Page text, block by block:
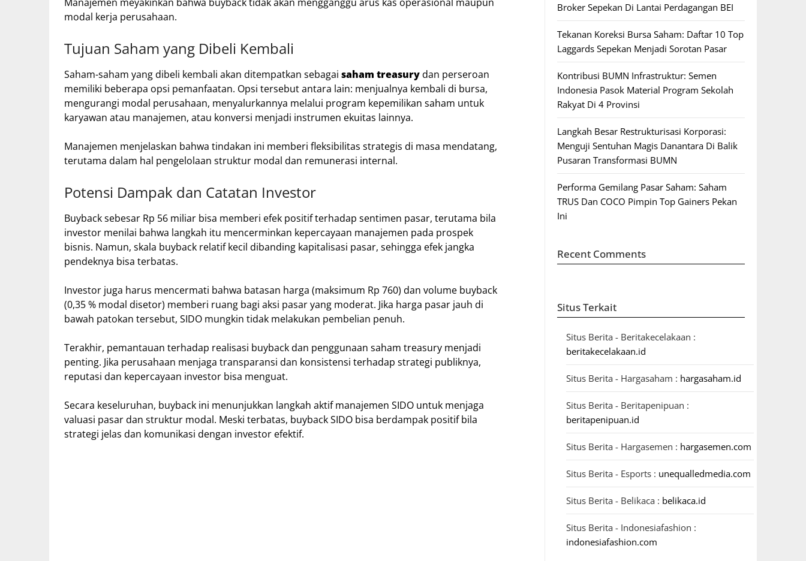
modal kerja perusahaan.
Tujuan Saham yang Dibeli Kembali
Saham-saham yang dibeli kembali akan ditempatkan sebagai saham treasurydan perseroan
memiliki beberapa opsi pemanfaatan. Opsi tersebut antara lain: menjualnya kembali di bursa,
mengurangi modal perusahaan, menyalurkannya melalui program kepemilikan saham untuk
karyawan atau manajemen, atau konversi menjadi instrumen ekuitas lainnya.
Manajemen menjelaskan bahwa tindakan ini memberi fleksibilitas strategis di masa mendatang,
terutama dalam hal pengelolaan struktur modal dan remunerasi internal.
Potensi Dampak dan Catatan Investor
Buyback sebesar Rp 56 miliar bisa memberi efek positif terhadap sentimen pasar, terutama bila
investor menilai bahwa langkah itu mencerminkan kepercayaan manajemen pada prospek
bisnis. Namun, skala buyback relatif kecil dibanding kapitalisasi pasar, sehingga efek jangka
pendeknya bisa terbatas.
Investor juga harus mencermati bahwa batasan harga (maksimum Rp 760) dan volume buyback
(0,35 % modal disetor) memberi ruang bagi aksi pasar yang moderat. Jika harga pasar jauh di
bawah patokan tersebut, SIDO mungkin tidak melakukan pembelian penuh.
Terakhir, pemantauan terhadap realisasi buyback dan penggunaan saham treasury menjadi
penting. Jika perusahaan menjaga transparansi dan konsistensi terhadap strategi publiknya,
reputasi dan kepercayaan investor bisa menguat.
Secara keseluruhan, buyback ini menunjukkan langkah aktif manajemen SIDO untuk menjaga
valuasi pasar dan struktur modal. Meski terbatas, buyback SIDO bisa berdampak positif bila
strategi jelas dan komunikasi dengan investor efektif.
Broker Sepekan Di Lantai Perdagangan BEI
Tekanan Koreksi Bursa Saham: Daftar 10 Top
Laggards Sepekan Menjadi Sorotan Pasar
Kontribusi BUMN Infrastruktur: Semen
Indonesia Pasok Material Program Sekolah
Rakyat Di 4 Provinsi
Langkah Besar Restrukturisasi Korporasi:
Menguji Sentuhan Magis Danantara Di Balik
Pusaran Transformasi BUMN
Performa Gemilang Pasar Saham: Saham
TRUS Dan COCO Pimpin Top Gainers Pekan
Ini
Recent Comments
Situs Terkait
Situs Berita - Beritakecelakaan :
beritakecelakaan.id
Situs Berita - Hargasaham : hargasaham.id
Situs Berita - Beritapenipuan :
beritapenipuan.id
Situs Berita - Hargasemen : hargasemen.com
Situs Berita - Esports : unequalledmedia.com
Situs Berita - Belikaca : belikaca.id
Situs Berita - Indonesiafashion :
indonesiafashion.com